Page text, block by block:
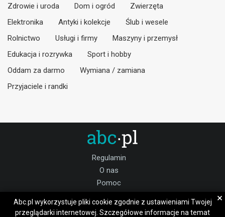
Zdrowie i uroda
Dom i ogród
Zwierzęta
Elektronika
Antyki i kolekcje
Ślub i wesele
Rolnictwo
Usługi i firmy
Maszyny i przemysł
Edukacja i rozrywka
Sport i hobby
Oddam za darmo
Wymiana / zamiana
Przyjaciele i randki
Regulamin
O nas
Pomoc
Praca
Abc.pl wykorzystuje pliki cookie zgodnie z ustawieniami Twojej
przeglądarki internetowej. Szczegółowe informacje na temat
×